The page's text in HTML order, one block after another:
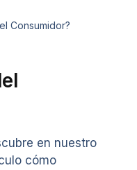
Consumidor?
en nuestro
cómo